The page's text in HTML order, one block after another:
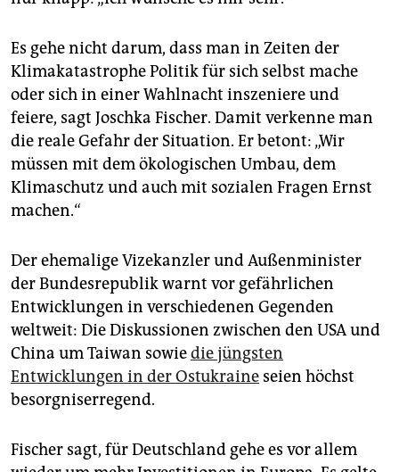
Es gehe nicht darum, dass man in Zeiten der
Klimakatastrophe Politik für sich selbst mache
oder sich in einer Wahlnacht inszeniere und
feiere, sagt Joschka Fischer. Damit verkenne man
die reale Gefahr der Situation. Er betont: „Wir
müssen mit dem ökologischen Umbau, dem
Klimaschutz und auch mit sozialen Fragen Ernst
machen.“
Der ehemalige Vizekanzler und Außenminister
der Bundesrepublik warnt vor gefährlichen
Entwicklungen in verschiedenen Gegenden
weltweit: Die Diskussionen zwischen den USA und
China um Taiwan sowiedie jüngsten
Entwicklungen in der Ostukraine seien höchst
besorgniserregend.
Fischer sagt, für Deutschland gehe es vor allem